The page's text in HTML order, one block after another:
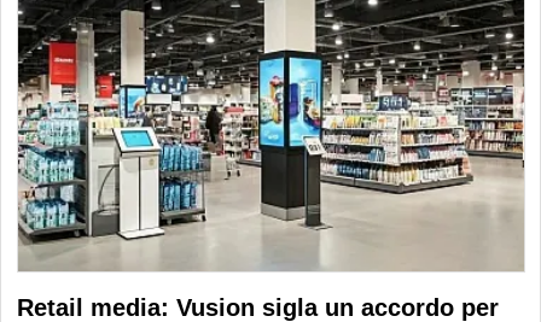
Retail media: Vusion sigla un accordo per